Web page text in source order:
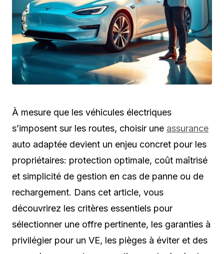
À mesure que les véhicules électriques
s’imposent sur les routes, choisir une assurance
auto adaptée devient un enjeu concret pour les
propriétaires: protection optimale, coût maîtrisé
et simplicité de gestion en cas de panne ou de
rechargement. Dans cet article, vous
découvrirez les critères essentiels pour
sélectionner une offre pertinente, les garanties à
privilégier pour un VE, les pièges à éviter et des